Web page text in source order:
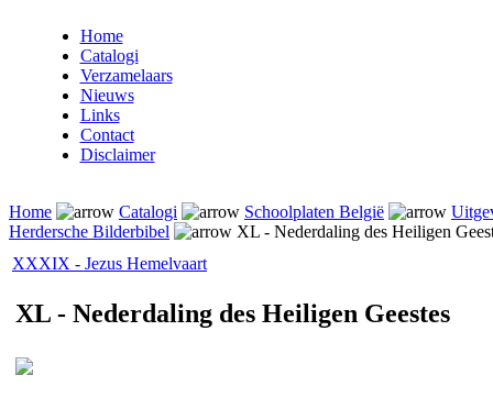
Home
Catalogi
Verzamelaars
Nieuws
Links
Contact
Disclaimer
Home Catalogi Schoolplaten België
Herdersche Bilderbibel
XL - Nederdaling des Heiligen
XXXIX - Jezus Hemelvaart
XL - Nederdaling des Heiligen Geestes